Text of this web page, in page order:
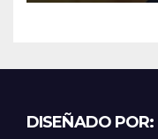
DISEÑADO POR: